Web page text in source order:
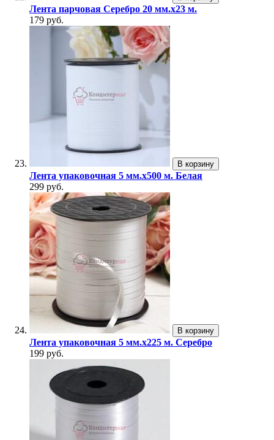
Лента парчовая Серебро 20 мм.х23 м.
179 руб.
В корзину
Лента упаковочная 5 мм.х500 м. Белая
299 руб.
В корзину
Лента упаковочная 5 мм.х225 м. Серебро
199 руб.